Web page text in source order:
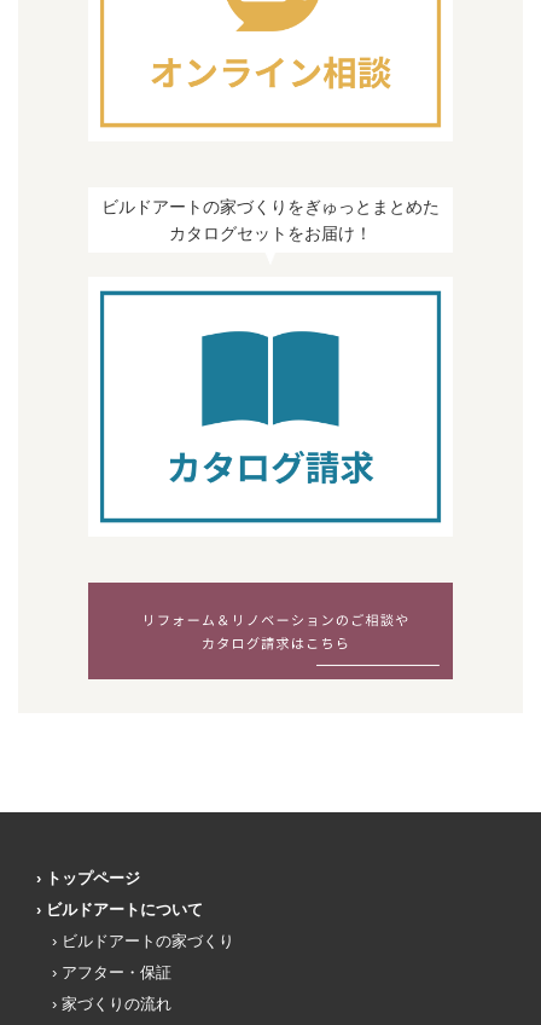
ビルドアートの家づくりをぎゅっとまとめた
カタログセットをお届け！
トップページ
ビルドアートについて
ビルドアートの家づくり
アフター・保証
家づくりの流れ